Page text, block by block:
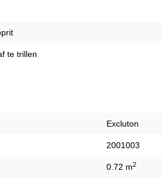
te trillen
Excluton
2001003
0.72 m2